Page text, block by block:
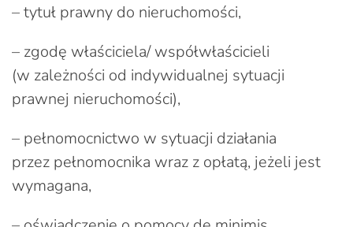
– tytuł prawny do nieruchomości,
– zgodę właściciela/ współwłaścicieli
(w zależności od indywidualnej sytuacji
prawnej nieruchomości),
– pełnomocnictwo w sytuacji działania
przez pełnomocnika wraz z opłatą, jeżeli jest
wymagana,